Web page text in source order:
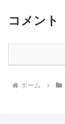
コメント
ホーム